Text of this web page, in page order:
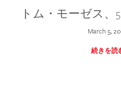
トム・モーゼス、
March 5,
続きを読